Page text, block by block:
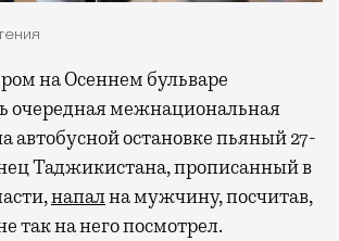
очередная межнациональная
автобусной остановке пьяный 27-
Таджикистана, прописанный в
напална мужчину, посчитав,
так на него посмотрел.